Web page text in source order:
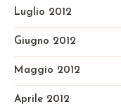
Luglio 2012
Giugno 2012
Maggio 2012
Aprile 2012